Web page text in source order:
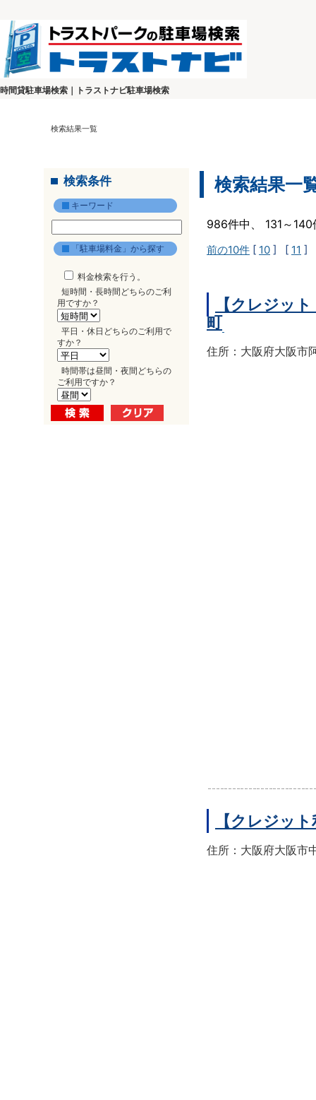
時間貸駐車場検索｜トラストナビ駐車場検索
検索結果一覧
検索条件
キーワード
「駐車場料金」から探す
料金検索を行う。
短時間・長時間どちらのご利
用ですか？
平日・休日どちらのご利用で
すか？
時間帯は昼間・夜間どちらの
ご利用ですか？
検索結果一
986件中、 131～
前の10件 [ 10 ] [ 11 ]
【クレジッ
町
住所：大阪府大阪市
【クレジッ
住所：大阪府大阪市